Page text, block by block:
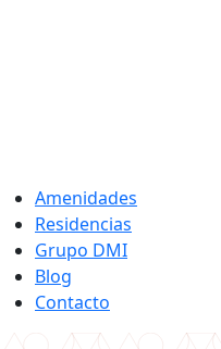
Amenidades
Residencias
Grupo DMI
Blog
Contacto